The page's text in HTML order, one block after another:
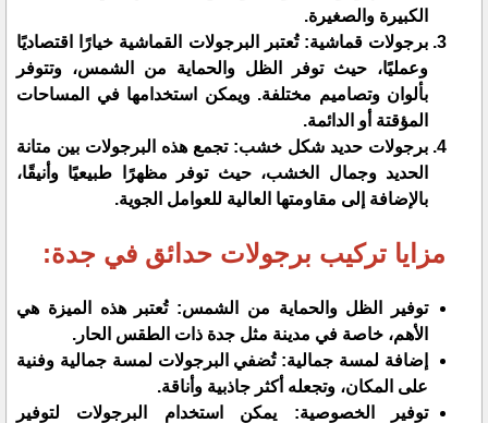
الكبيرة والصغيرة.
برجولات قماشية: تُعتبر البرجولات القماشية خيارًا اقتصاديًا
وعمليًا، حيث توفر الظل والحماية من الشمس، وتتوفر
بألوان وتصاميم مختلفة. ويمكن استخدامها في المساحات
المؤقتة أو الدائمة.
برجولات حديد شكل خشب: تجمع هذه البرجولات بين متانة
الحديد وجمال الخشب، حيث توفر مظهرًا طبيعيًا وأنيقًا،
بالإضافة إلى مقاومتها العالية للعوامل الجوية.
مزايا تركيب برجولات حدائق في جدة:
توفير الظل والحماية من الشمس: تُعتبر هذه الميزة هي
الأهم، خاصة في مدينة مثل جدة ذات الطقس الحار.
إضافة لمسة جمالية: تُضفي البرجولات لمسة جمالية وفنية
على المكان، وتجعله أكثر جاذبية وأناقة.
توفير الخصوصية: يمكن استخدام البرجولات لتوفير